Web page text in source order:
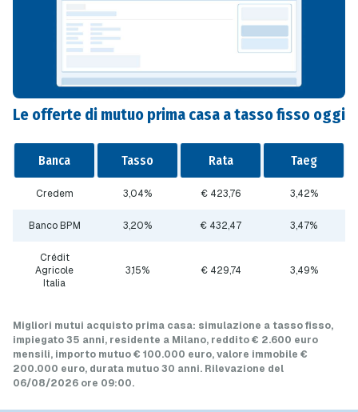
Le offerte di mutuo prima casa a tasso fisso oggi
Banca Tasso Rata Taeg
Credem 3,04% € 423,76 3,42%
Banco BPM 3,20% € 432,47 3,47%
Crédit
Agricole
Italia
3,15% € 429,74 3,49%
Migliori mutui acquisto prima casa: simulazione a tasso fisso,
impiegato 35 anni, residente a Milano, reddito € 2.600 euro
mensili, importo mutuo€ 100.000 euro, valore immobile €
200.000 euro, durata mutuo30 anni. Rilevazione del
06/08/2026 ore 09:00.